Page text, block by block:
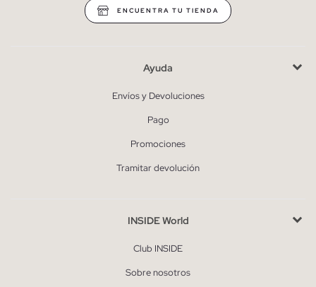
ENCUENTRA TU TIENDA
Ayuda
Envíos y Devoluciones
Pago
Promociones
Tramitar devolución
INSIDE World
Club INSIDE
Sobre nosotros